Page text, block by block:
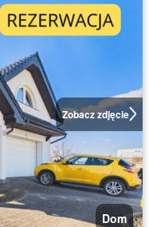
Zobacz zdjęcie
Dom